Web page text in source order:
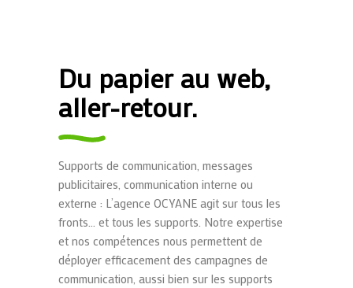
Du papier au web,
aller-retour.
Supports de communication, messages
publicitaires, communication interne ou
externe : L’agence OCYANE agit sur tous les
fronts… et tous les supports. Notre expertise
et nos compétences nous permettent de
déployer efficacement des campagnes de
communication, aussi bien sur les supports